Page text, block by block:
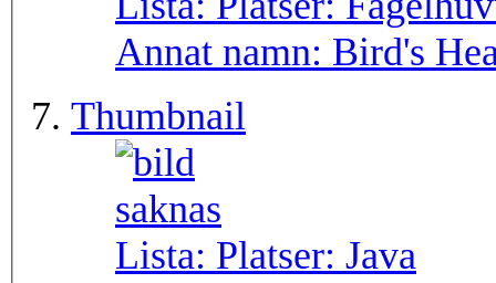
Annat namn: Bird's
Thumbnail
Lista: Platser: Java